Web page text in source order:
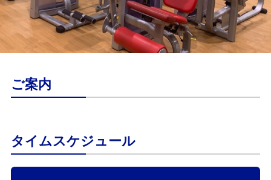
ご案内
タイムスケジュール